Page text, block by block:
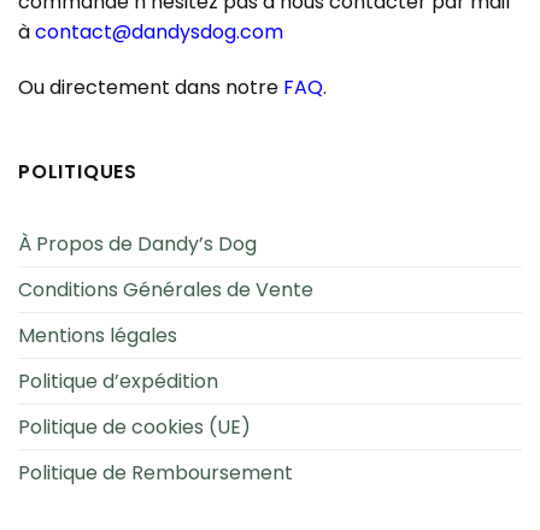
àcontact@dandysdog.com
Ou directement dans notre FAQ.
POLITIQUES
À Propos de Dandy’s Dog
Conditions Générales de Vente
Mentions légales
Politique d’expédition
Politique de cookies (UE)
Politique de Remboursement